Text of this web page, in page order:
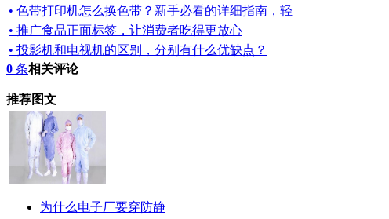
• 色带打印机怎么换色带？新手必看的详细指南，轻
• 推广食品正面标签，让消费者吃得更放心
• 投影机和电视机的区别，分别有什么优缺点？
0 条相关评论
推荐图文
为什么电子厂要穿防静